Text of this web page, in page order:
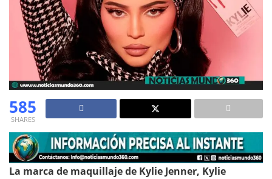
585
SHARES
La marca de maquillaje de Kylie Jenner, Kylie